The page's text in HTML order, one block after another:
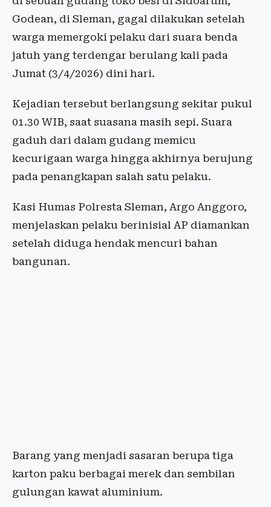
Godean, di Sleman, gagal dilakukan setelah
warga memergoki pelaku dari suara benda
jatuh yang terdengar berulang kali pada
Jumat (3/4/2026) dini hari.
Kejadian tersebut berlangsung sekitar pukul
01.30 WIB, saat suasana masih sepi. Suara
gaduh dari dalam gudang memicu
kecurigaan warga hingga akhirnya berujung
pada penangkapan salah satu pelaku.
Kasi Humas Polresta Sleman, Argo Anggoro,
menjelaskan pelaku berinisial AP diamankan
setelah diduga hendak mencuri bahan
bangunan.
Barang yang menjadi sasaran berupa tiga
karton paku berbagai merek dan sembilan
gulungan kawat aluminium.